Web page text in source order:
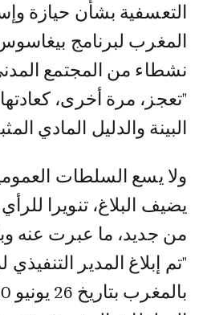
التعسفية بشأن حيازة
المغرب لبرنامج
نشطاء من المجتمع
"تعجز، مرة أخرى،
البينة والدليل المادي
ولا يسع السلطات
يضيف البلاغ، تنويرا للرأي
من جديد، ما عبرت عنه
"تم إبلاغ المدير